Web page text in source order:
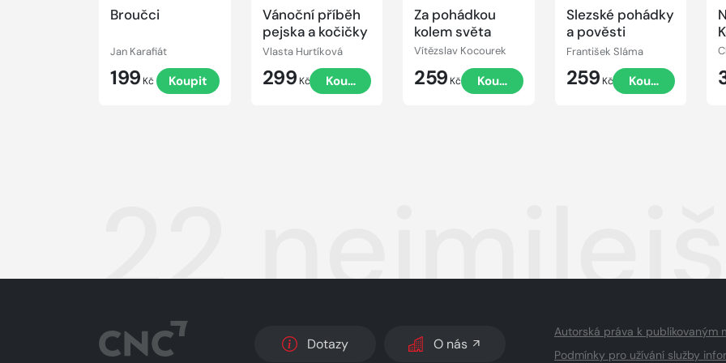
Broučci
Jan Karafiát
199 Kč Koupit
Vánoční příběh
pejska a kočičky
Vlasta Hurtíková
299 Kč Koupit
Za pohádkou
kolem světa
Vítězslav Kocourek
259 Kč Koupit
Slezské pohádky
a pověsti
František Sláma
259 Kč Koupit
22
Dotazy O nás
Autorská práva k publikovaným
Podmínky pro užívání služby